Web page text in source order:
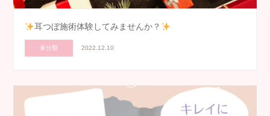
耳つぼ施術体験してみませんか？
未分類 2022.12.10